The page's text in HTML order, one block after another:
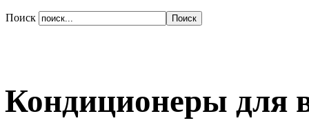
Поиск
Кондиционеры для